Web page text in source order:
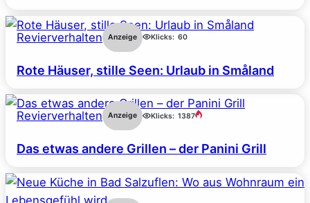
Revierverhalten Anzeige Klicks: 60
Rote Häuser, stille Seen: Urlaub in Småland
Revierverhalten Anzeige Klicks: 1387
Das etwas andere Grillen – der Panini Grill